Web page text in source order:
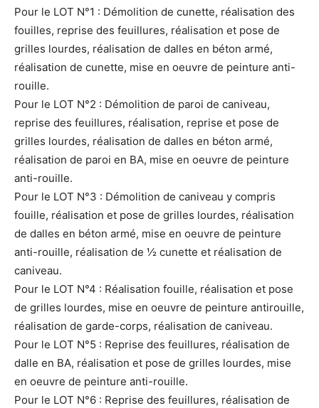
Pour le LOT N°1 : Démolition de cunette, réalisation des
fouilles, reprise des feuillures, réalisation et pose de
grilles lourdes, réalisation de dalles en béton armé,
réalisation de cunette, mise en oeuvre de peinture anti-
rouille.
Pour le LOT N°2 : Démolition de paroi de caniveau,
reprise des feuillures, réalisation, reprise et pose de
grilles lourdes, réalisation de dalles en béton armé,
réalisation de paroi en BA, mise en oeuvre de peinture
anti-rouille.
Pour le LOT N°3 : Démolition de caniveau y compris
fouille, réalisation et pose de grilles lourdes, réalisation
de dalles en béton armé, mise en oeuvre de peinture
anti-rouille, réalisation de ½ cunette et réalisation de
caniveau.
Pour le LOT N°4 : Réalisation fouille, réalisation et pose
de grilles lourdes, mise en oeuvre de peinture antirouille,
réalisation de garde-corps, réalisation de caniveau.
Pour le LOT N°5 : Reprise des feuillures, réalisation de
dalle en BA, réalisation et pose de grilles lourdes, mise
en oeuvre de peinture anti-rouille.
Pour le LOT N°6 : Reprise des feuillures, réalisation de